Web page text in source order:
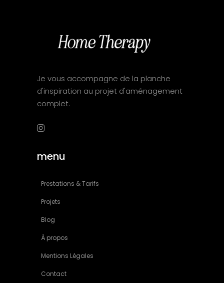
Je vous accompagne de la planche
d'inspiration au projet d'aménagement
complet.
menu
Prestations & Tarifs
Projets
Blog
À propos
Mentions Légales
Contact